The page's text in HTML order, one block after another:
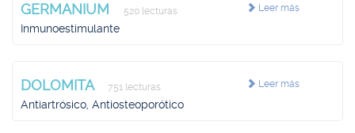
Leer más
GERMANIUM 520 lecturas
Inmunoestimulante
Leer más
DOLOMITA 751 lecturas
Antiartrósico, Antiosteoporótico